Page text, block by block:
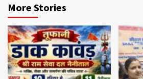
More Stories